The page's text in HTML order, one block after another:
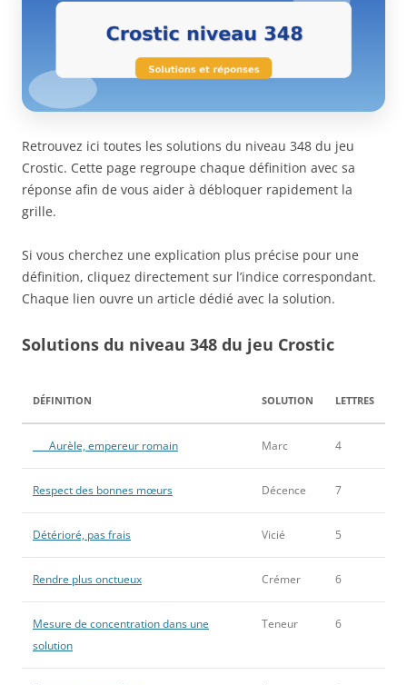
Retrouvez ici toutes les solutions du niveau 348 du jeu
Crostic. Cette page regroupe chaque définition avec sa
réponse afin de vous aider à débloquer rapidement la
grille.
Si vous cherchez une explication plus précise pour une
définition, cliquez directement sur l’indice correspondant.
Chaque lien ouvre un article dédié avec la solution.
Solutions du niveau 348 du jeu Crostic
DÉFINITION SOLUTION LETTRES
___ Aurèle, empereur romain Marc 4
Respect des bonnes mœurs Décence 7
Détérioré, pas frais Vicié 5
Rendre plus onctueux Crémer 6
Mesure de concentration dans une
solution
Teneur 6